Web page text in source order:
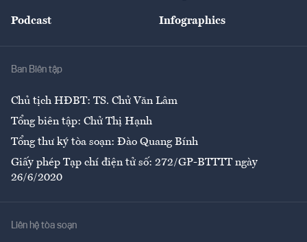
Giải trí
Podcast Infographics
Ban Biên tập
Chủ tịch HĐBT: TS. Chử Văn Lâm
Tổng biên tập: Chử Thị Hạnh
Tổng thư ký tòa soạn: Đào Quang Bính
Giấy phép Tạp chí điện tử số: 272/GP-BTTTT ngày
26/6/2020
Liên hệ tòa soạn